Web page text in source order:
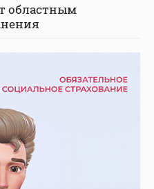
областным